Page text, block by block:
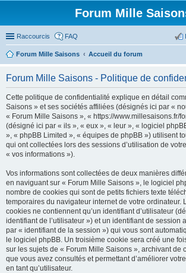
Forum Mille
Raccourcis FAQ
Forum Mille Saisons
Accueil du forum
Forum Mille Saisons - Politique de
Cette politique de confidentialité explique en détail
Saisons » et ses sociétés affiliées (désignés ici par «
« Forum Mille Saisons », « https://www.millesaisons.fr/
(désigné ici par « ils », « eux », « leur », « logiciel
», « phpBB Limited », « équipes de phpBB ») utilisent
qui ont collectées lors des sessions d’utilisation de
« vos informations »).
Vos informations sont collectées de deux manières
en naviguant sur « Forum Mille Saisons », le logiciel
nombre de cookies qui sont de petits fichiers texte
temporaires du navigateur internet de votre ordinateur.
cookies ne contiennent qu’un identifiant d’utilisateur
identifiant de l’utilisateur ») et un identifiant de session
par « identifiant de la session ») qui vous sont
le logiciel phpBB. Un troisième cookie sera créé une
sur les sujets de « Forum Mille Saisons », archivant de
que vous avez consultés et permettant d’améliorer
en tant qu’utilisateur.